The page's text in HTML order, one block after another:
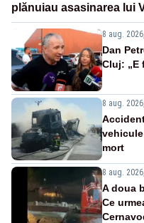
plănuiau asasinarea lui
8 aug.
Dan
Cluj: „E
8 aug.
mort
8 aug.
A doua
Ce